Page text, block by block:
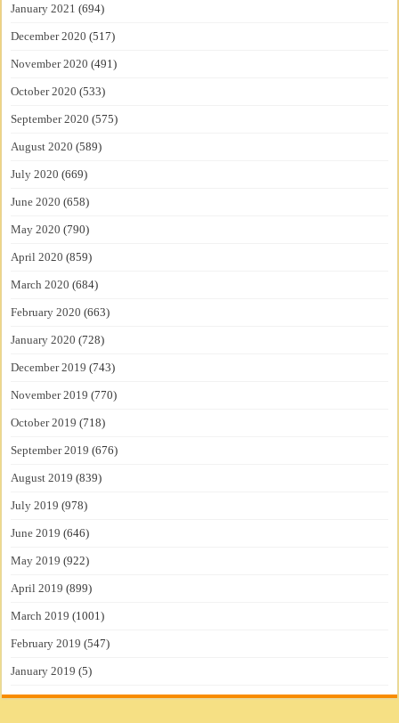
January 2021 (694)
December 2020 (517)
November 2020 (491)
October 2020 (533)
September 2020 (575)
August 2020 (589)
July 2020 (669)
June 2020 (658)
May 2020 (790)
April 2020 (859)
March 2020 (684)
February 2020 (663)
January 2020 (728)
December 2019 (743)
November 2019 (770)
October 2019 (718)
September 2019 (676)
August 2019 (839)
July 2019 (978)
June 2019 (646)
May 2019 (922)
April 2019 (899)
March 2019 (1001)
February 2019 (547)
January 2019 (5)